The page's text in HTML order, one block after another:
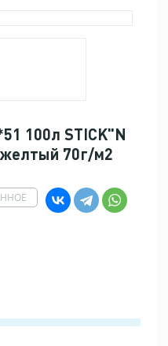
100л STICK"N
желтый 70г/м2